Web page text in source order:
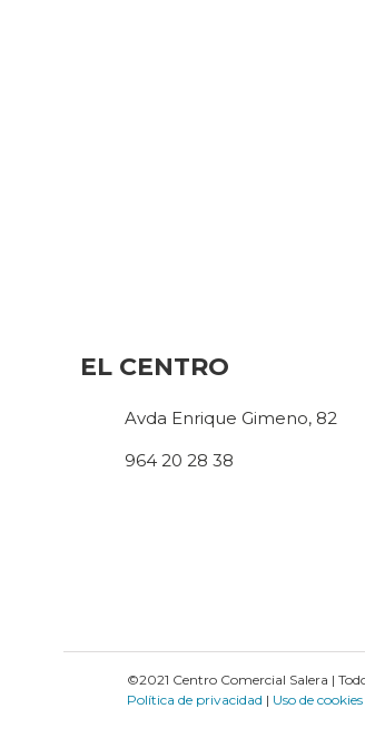
EL CENTRO
Avda Enrique Gimeno, 82
964 20 28 38
©2021 Centro Comercial Salera |
Política de privacidad | Uso de cookies